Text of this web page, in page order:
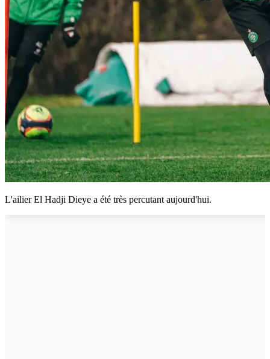
L'ailier El Hadji Dieye a été très percutant aujourd'hui.